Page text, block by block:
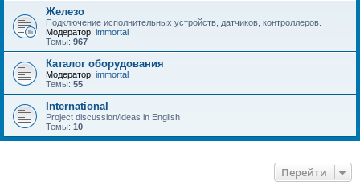
Железо
Подключение исполнительных устройств, датчиков, контроллеров.
Модератор: immortal
Темы: 967
Каталог оборудования
Модератор: immortal
Темы: 55
International
Project discussion/ideas in English
Темы: 10
Перейти